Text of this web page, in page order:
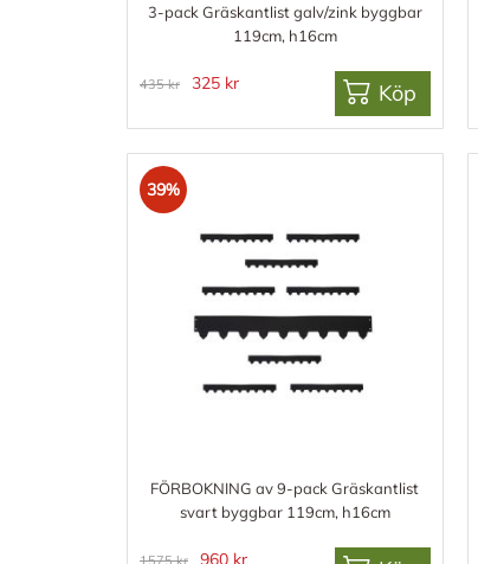
3-pack Gräskantlist galv/zink byggbar
119cm, h16cm
435 kr 325 kr Köp
39%
FÖRBOKNING av 9-pack Gräskantlist
svart byggbar 119cm, h16cm
960 kr